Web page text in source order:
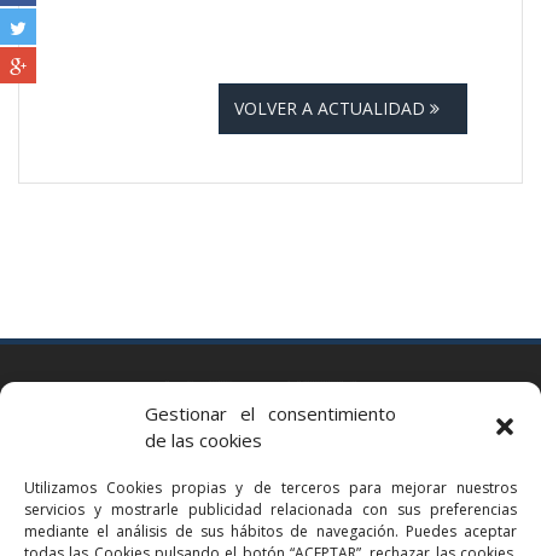
Gestionar el consentimiento
de las cookies
Utilizamos Cookies propias y de terceros para mejorar nuestros
servicios y mostrarle publicidad relacionada con sus preferencias
mediante el análisis de sus hábitos de navegación. Puedes aceptar
VOLVER A ACTUALIDAD
Via Augusta 2 bis, 3º, 08006 Barcelona
bcn@bellavistalegal.eu
GRANOLLERS